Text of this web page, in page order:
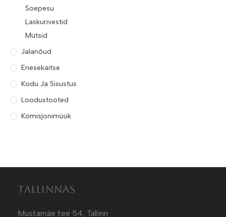
Soepesu
Laskurivestid
Mütsid
Jalanõud
Enesekaitse
Kodu Ja Sisustus
Loodustooted
Komisjonimüük
Tallinnas
Mustamäe tee 54, Tallinn